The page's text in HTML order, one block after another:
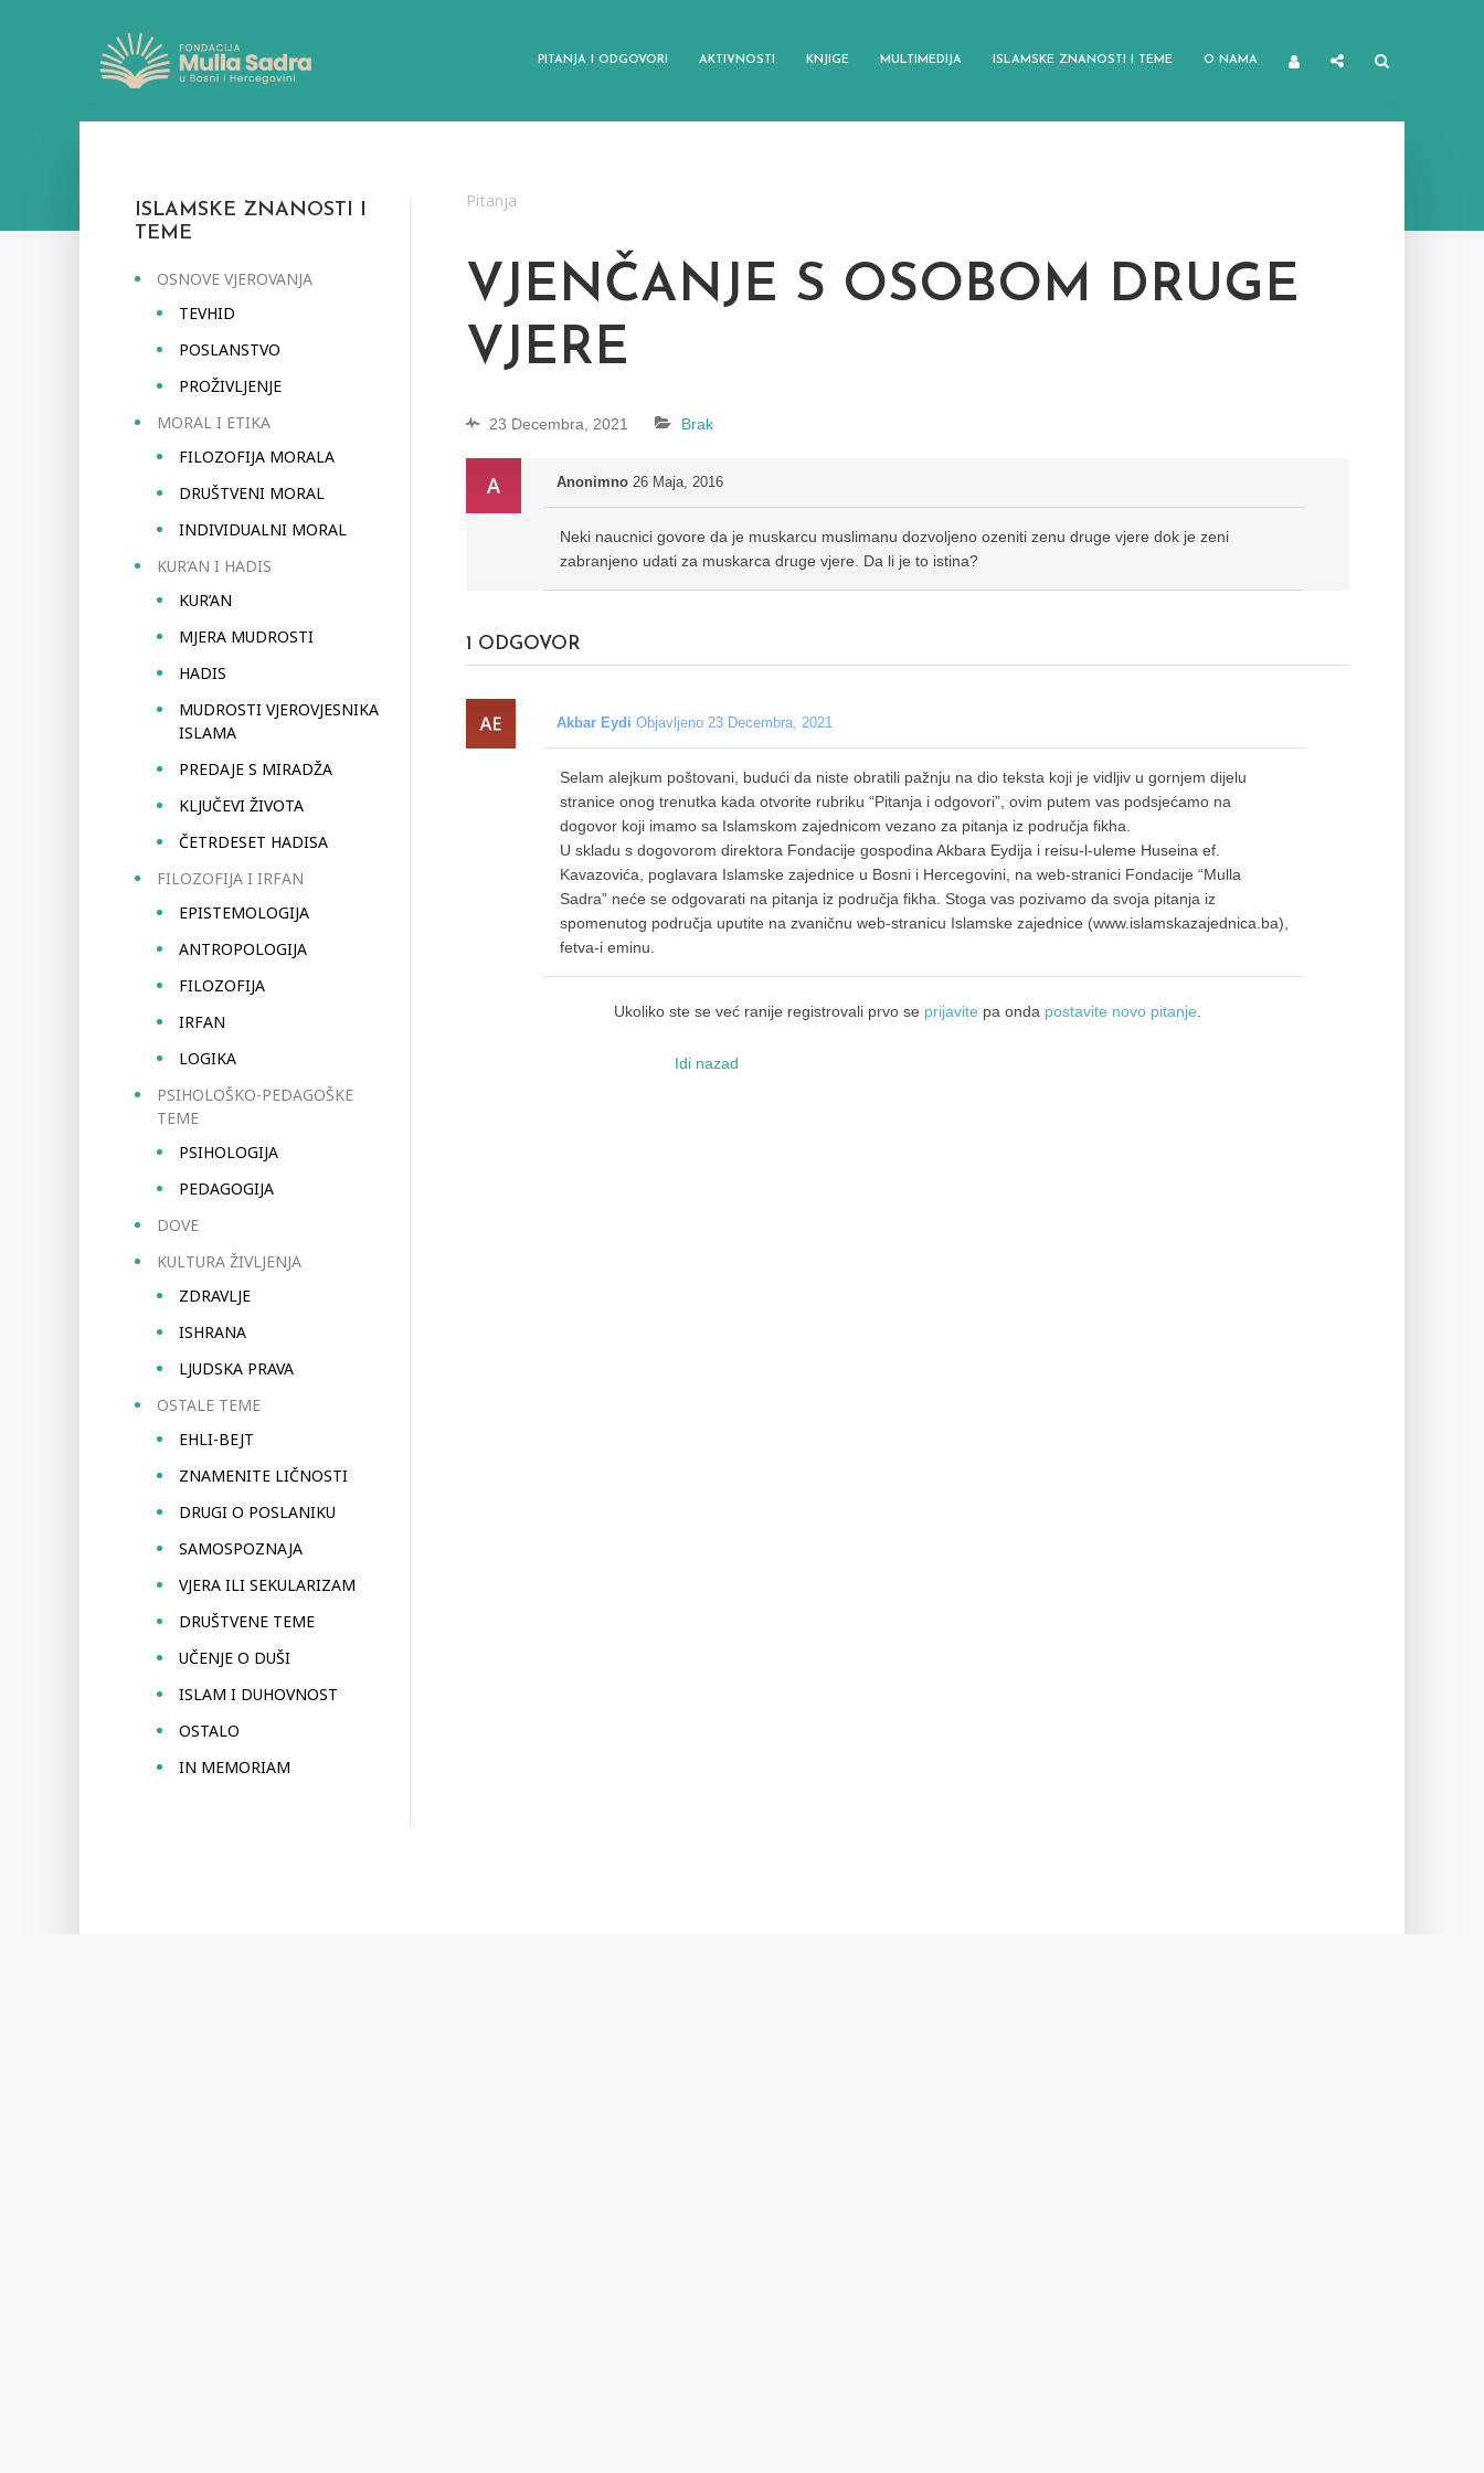
PITANJA I ODGOVORI AKTIVNOSTI KNJIGE MULTIMEDIJA ISLAMSKE ZNANOSTI I TEME O NAMA
ISLAMSKE ZNANOSTI I
TEME
OSNOVE VJEROVANJA
TEVHID
POSLANSTVO
PROŽIVLJENJE
MORAL I ETIKA
FILOZOFIJA MORALA
DRUŠTVENI MORAL
INDIVIDUALNI MORAL
KUR’AN I HADIS
KUR’AN
MJERA MUDROSTI
HADIS
MUDROSTI VJEROVJESNIKA
ISLAMA
PREDAJE S MIRADŽA
KLJUČEVI ŽIVOTA
ČETRDESET HADISA
FILOZOFIJA I IRFAN
EPISTEMOLOGIJA
ANTROPOLOGIJA
FILOZOFIJA
IRFAN
LOGIKA
PSIHOLOŠKO-PEDAGOŠKE
TEME
PSIHOLOGIJA
PEDAGOGIJA
DOVE
KULTURA ŽIVLJENJA
ZDRAVLJE
ISHRANA
LJUDSKA PRAVA
OSTALE TEME
EHLI-BEJT
ZNAMENITE LIČNOSTI
DRUGI O POSLANIKU
SAMOSPOZNAJA
VJERA ILI SEKULARIZAM
DRUŠTVENE TEME
UČENJE O DUŠI
ISLAM I DUHOVNOST
OSTALO
IN MEMORIAM
Pitanja
VJENČANJE S OSOBOM DRUGE
VJERE
23 Decembra, 2021 Brak
Anonimno 26 Maja, 2016
Neki naucnici govore da je muskarcu muslimanu dozvoljeno ozeniti zenu druge vjere dok je zeni
zabranjeno udati za muskarca druge vjere. Da li je to istina?
1 ODGOVOR
Akbar Eydi Objavljeno 23 Decembra, 2021
Selam alejkum poštovani, budući da niste obratili pažnju na dio teksta koji je vidljiv u gornjem dijelu
stranice onog trenutka kada otvorite rubriku “Pitanja i odgovori”, ovim putem vas podsjećamo na
dogovor koji imamo sa Islamskom zajednicom vezano za pitanja iz područja fikha.
U skladu s dogovorom direktora Fondacije gospodina Akbara Eydija i reisu-l-uleme Huseina ef.
Kavazovića, poglavara Islamske zajednice u Bosni i Hercegovini, na web-stranici Fondacije “Mulla
Sadra” neće se odgovarati na pitanja iz područja fikha. Stoga vas pozivamo da svoja pitanja iz
spomenutog područja uputite na zvaničnu web-stranicu Islamske zajednice (www.islamskazajednica.ba),
fetva-i eminu.
Ukoliko ste se već ranije registrovali prvo se prijavite pa onda postavite novo pitanje.
Idi nazad